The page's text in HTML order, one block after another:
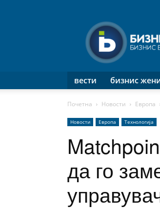
вести бизнис
Почетна Новости Европа
Новости Европа Технологија
да го